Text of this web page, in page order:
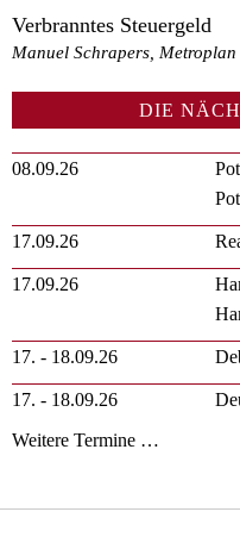
Verbranntes Steuergeld
Manuel Schrapers,
DIE
08.09.26
17.09.26
17.09.26
17. - 18.09.26
17. - 18.09.26
Weitere Termine …